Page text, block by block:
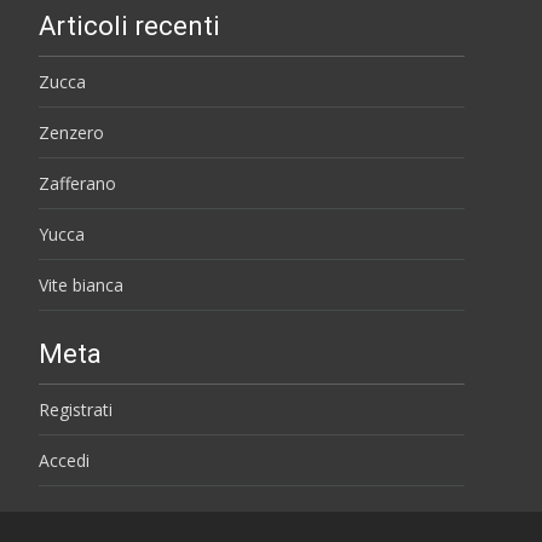
Articoli recenti
Zucca
Zenzero
Zafferano
Yucca
Vite bianca
Meta
Registrati
Accedi